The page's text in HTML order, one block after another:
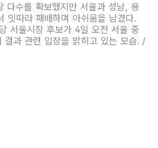
다수를 확보했지만 서울과 성남, 용
잇따라 패배하며 아쉬움을 남겼다.
서울시장 후보가 4일 오전 서울 중
결과 관련 입장을 밝히고 있는 모습. /